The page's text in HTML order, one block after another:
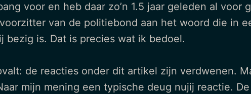
voor en heb daar zo’n 1.5 jaar geleden al voor
van de politiebond aan het woord die in
bezig is. Dat is precies wat ik bedoel.
de reacties onder dit artikel zijn verdwenen.
mijn mening een typische deug nujij reactie.